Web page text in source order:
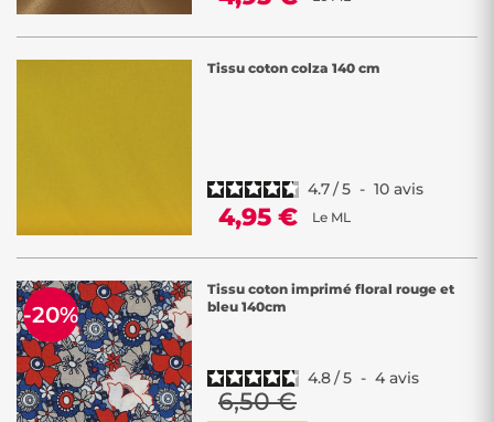
Tissu coton colza 140 cm
4.7/5 - 10 avis
4,95 € Le ML
Tissu coton imprimé floral rouge et
bleu 140cm
4.8/5 - 4 avis
6,50 €
-20%